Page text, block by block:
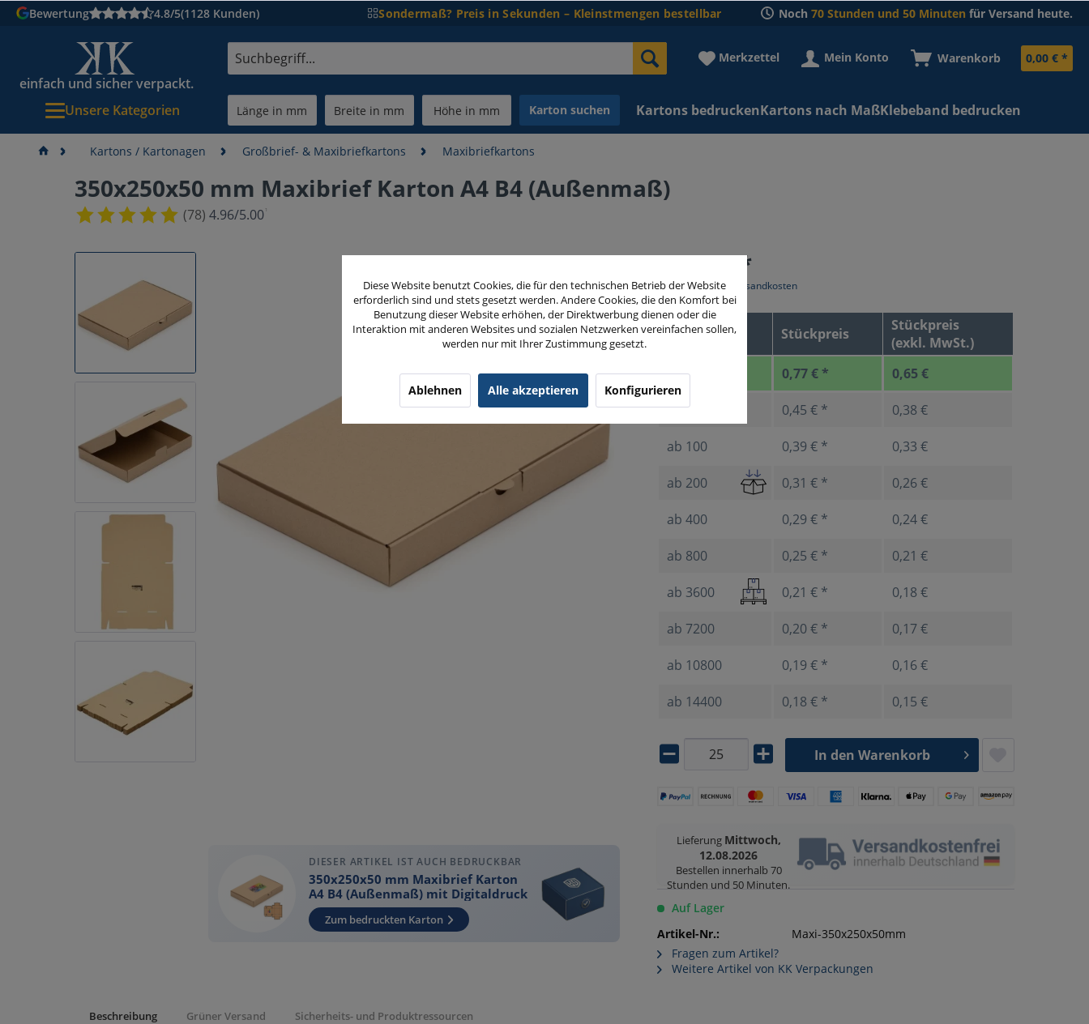
Bewertung 4.8/5(1128 Kunden) Sondermaß? Preis in Sekunden – Kleinstmengen bestellbar Noch 70 Stunden und 50 Minuten für Versand heute.
einfach und sicher verpackt.
Merkzettel Mein Konto Warenkorb 0,00 € *
Unsere Kategorien Karton suchen Kartons bedruckenKartons nach MaßKlebeband bedrucken
Kartons / Kartonagen Großbrief- & Maxibriefkartons Maxibriefkartons
350x250x50 mm Maxibrief Karton A4 B4 (Außenmaß)
(78) 4.96/5.00¹
19,25 € *
Menge Stückpreis
Stückpreis
(exkl. MwSt.)
ab25 0,77 € * 0,65 €
ab50 0,45 € * 0,38 €
ab 100 0,39 € * 0,33 €
ab 200 0,31 € * 0,26 €
ab400 0,29 € * 0,24 €
ab 800 0,25 € * 0,21 €
ab 3600 0,21 € * 0,18 €
ab 7200 0,20 € * 0,17 €
ab 10800 0,19 € * 0,16 €
ab 14400 0,18 € * 0,15 €
inkl. MwSt.zzgl. Versandkosten
Lieferung Mittwoch,
12.08.2026
Bestellen innerhalb 70
Stunden und 50 Minuten.
In den Warenkorb
Auf Lager
Artikel-Nr.:
Maxi-350x250x50mm
Fragen zum Artikel?
Weitere Artikel von KK Verpackungen
DIESER ARTIKEL IST AUCH BEDRUCKBAR
350x250x50 mm Maxibrief Karton
A4 B4 (Außenmaß) mit Digitaldruck
Zum bedruckten Karton
Beschreibung Grüner Versand Sicherheits- und Produktressourcen
Diese Website benutzt Cookies, die für den technischen Betrieb der Website
erforderlich sind und stets gesetzt werden. Andere Cookies, die den Komfort bei
Benutzung dieser Website erhöhen, der Direktwerbung dienen oder die
Interaktion mit anderen Websites und sozialen Netzwerken vereinfachen sollen,
werden nur mit Ihrer Zustimmung gesetzt.
Ablehnen Alle akzeptieren Konfigurieren